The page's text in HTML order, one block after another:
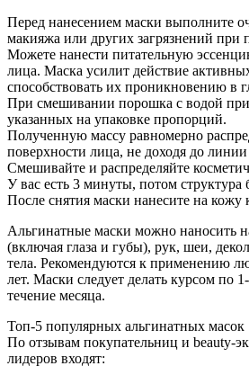
Перед нанесением маски выполните
макияжа или других загрязнений
Можете нанести питательную
лица. Маска усилит действие
способствовать их проникновению в
При смешивании порошка с водой
указанных на упаковке пропорций.
Полученную массу равномерно
поверхности лица, не доходя до линии
Смешивайте и распределяйте
У вас есть 3 минуты, потом структура
После снятия маски нанесите на
Альгинатные маски можно наносить
(включая глаза и губы), рук, шеи,
тела. Рекомендуются к применению
лет. Маски следует делать курсом по
течение месяца.
Топ-5 популярных альгинатных масок
По отзывам покупательниц и beauty-
лидеров входят: